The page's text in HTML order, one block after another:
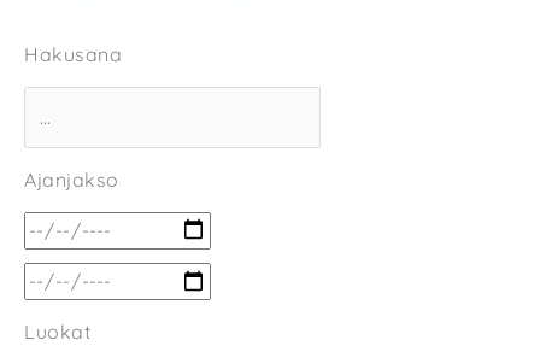
Hakusana
Ajanjakso
Luokat